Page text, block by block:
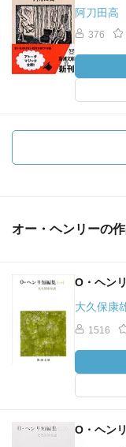
阿刀田高
376
オー・ヘンリーの
O・ヘン
大久保康
1516
O・ヘン